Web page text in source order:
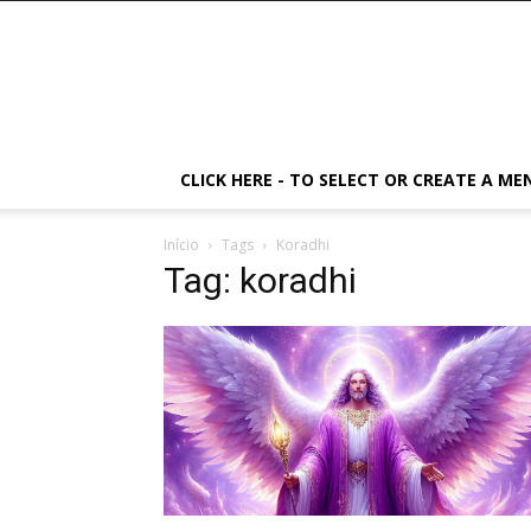
CLICK HERE - TO SELECT OR CREATE A
Início Tags Koradhi
Tag: koradhi